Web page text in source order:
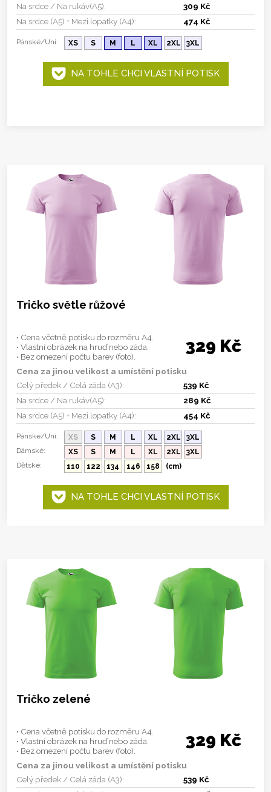
Na srdce / Na rukáv(A5):
309 Kč
Na srdce (A5) + Mezi lopatky (A4):
474 Kč
Pánské/Uni: XS S M L XL 2XL 3XL
NA TOHLE CHCI VLASTNÍ POTISK
Tričko světle růžové
• Cena včetně potisku do rozměru A4.
• Vlastní obrázek na hruď nebo záda.
• Bez omezení počtu barev (foto).
329 Kč
Cena za jinou velikost a umístění potisku
Celý předek / Celá záda (A3):
539 Kč
Na srdce / Na rukáv(A5):
289 Kč
Na srdce (A5) + Mezi lopatky (A4):
454 Kč
Pánské/Uni: XS S M L XL 2XL
3XL
Dámské:
XS S M L XL 2XL
3XL
Dětské:
110 122 134 146 158 (cm)
NA TOHLE CHCI VLASTNÍ POTISK
Tričko zelené
• Cena včetně potisku do rozměru A4.
• Vlastní obrázek na hruď nebo záda.
• Bez omezení počtu barev (foto).
329 Kč
Cena za jinou velikost a umístění potisku
Celý předek / Celá záda (A3):
539 Kč